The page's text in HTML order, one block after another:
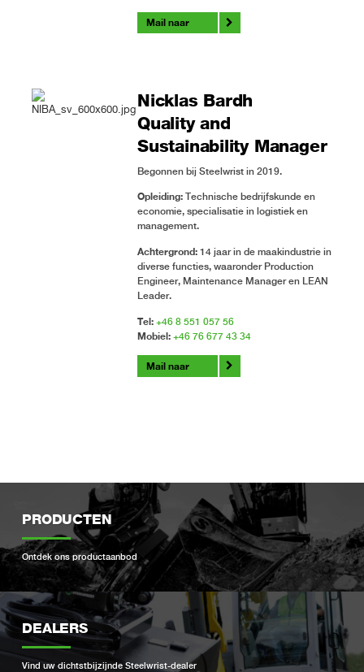
Mail naar
Nicklas Bardh
Quality and
Sustainability Manager
Begonnen bij Steelwrist in 2019.
Opleiding:Technische bedrijfskunde en
economie, specialisatie in logistiek en
management.
Achtergrond:14 jaar in de maakindustrie in
diverse functies, waaronder Production
Engineer, Maintenance Manager en LEAN
Leader.
Tel: +46 8 551 057 56
Mobiel: +46 76 677 43 34
Mail naar
PRODUCTEN
Ontdek ons ​​productaanbod
DEALERS
Vind uw dichtstbijzijnde Steelwrist-dealer